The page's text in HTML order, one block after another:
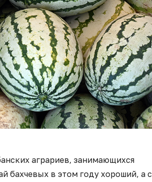
аграриев, занимающихся
бахчевых в этом году хороший, а с